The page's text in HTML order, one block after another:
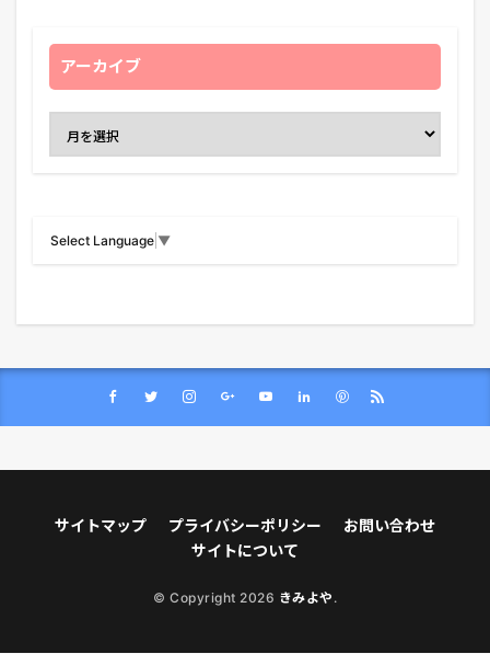
アーカイブ
Select Language ▼
サイトマップ プライバシーポリシー
お問い合わせ
サイトについて
© Copyright 2026 きみよや .